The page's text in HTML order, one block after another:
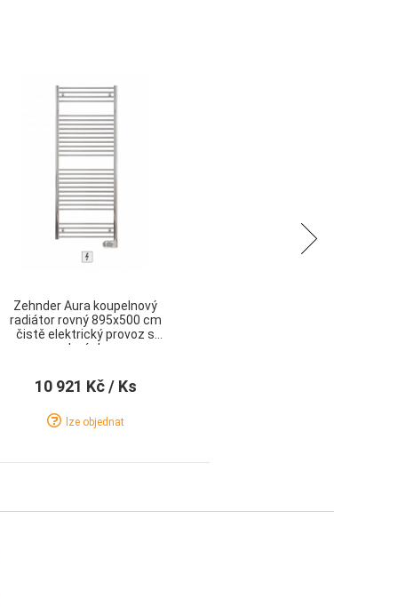
Zehnder Aura koupelnový
radiátor rovný 895x500 cm
čistě elektrický provoz s
regulací chrom
10 921 Kč/ Ks
lze objednat